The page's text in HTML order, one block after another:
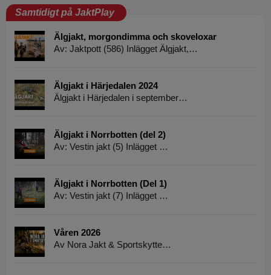
Samtidigt på JaktPlay
Älgjakt, morgondimma och skoveloxar
Av: Jaktpott (586) Inlägget Älgjakt,…
Älgjakt i Härjedalen 2024
Älgjakt i Härjedalen i september…
Älgjakt i Norrbotten (del 2)
Av: Vestin jakt (5) Inlägget …
Älgjakt i Norrbotten (Del 1)
Av: Vestin jakt (7) Inlägget …
Våren 2026
Av Nora Jakt & Sportskytte…